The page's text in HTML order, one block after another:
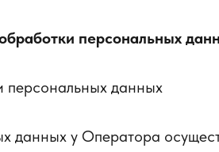
персональных
персональных данных
данных у Оператора